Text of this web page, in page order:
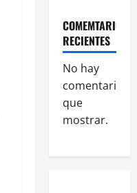
COMEMTARIOS
RECIENTES
No hay
comentarios
que
mostrar.